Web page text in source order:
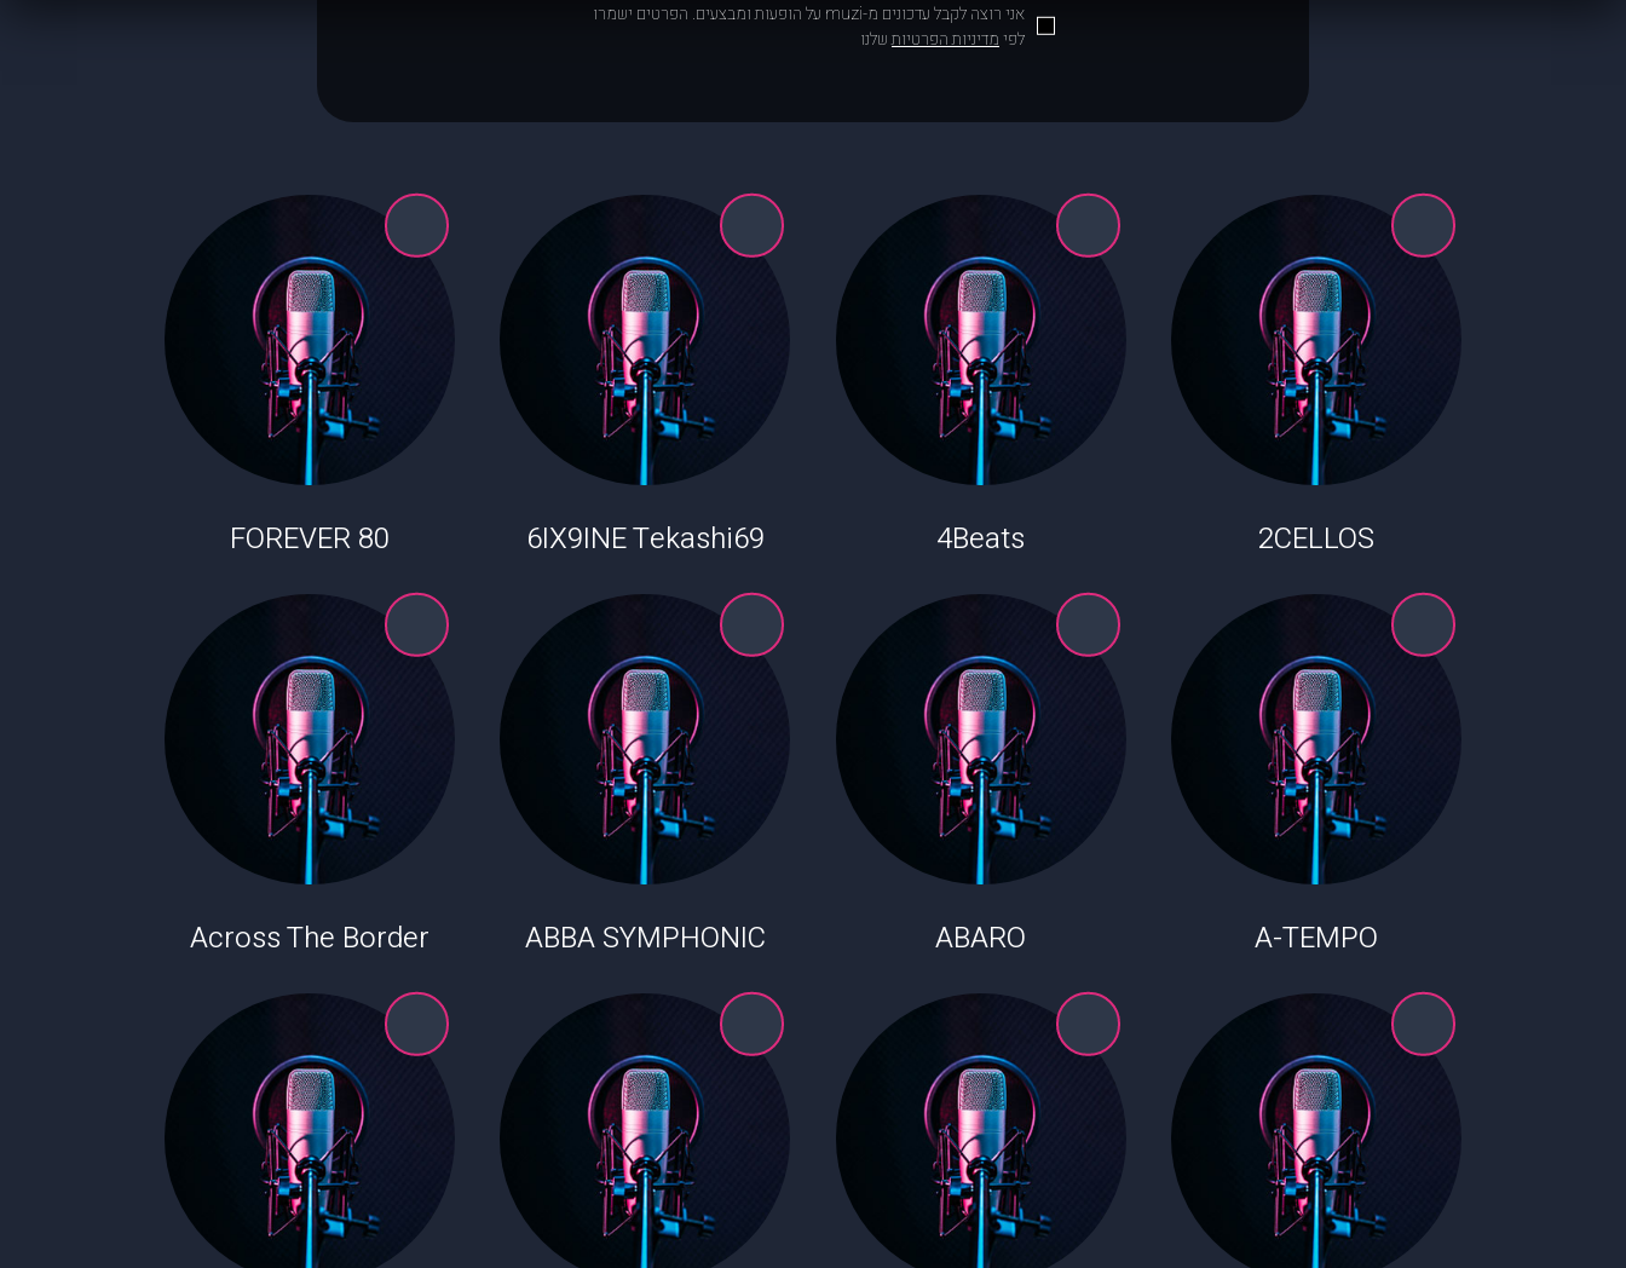
אני רוצה לקבל עדכונים מ-muzi על הופעות ומבצעים. הפרטים ישמרו
לפימדיניות הפרטיותשלנו
2CELLOS
4Beats
6IX9INE Tekashi69
80 FOREVER
A-TEMPO
ABARO
ABBA SYMPHONIC
Across The Border